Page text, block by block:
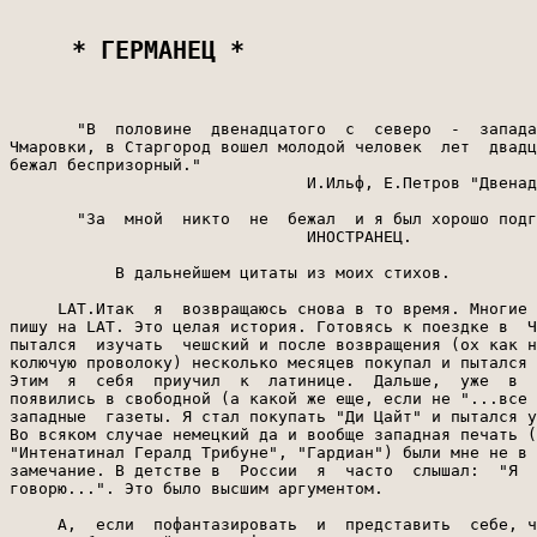
* ГЕРМАНЕЦ *